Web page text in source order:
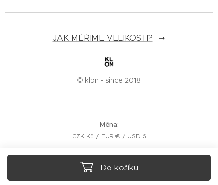
Do košíku
JAK MĚŘÍME VELIKOSTI?
© klon - since 2018
Měna
CZK Kč
EUR € USD $